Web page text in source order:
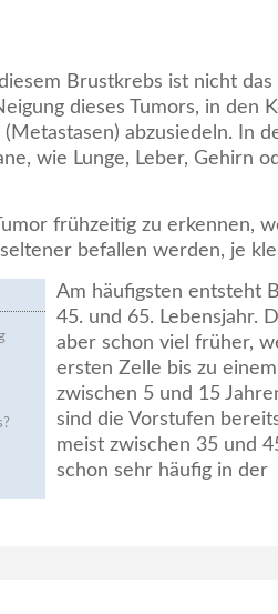
Brustkrebs ist nicht
dieses Tumors, in den
abzusiedeln. In
wie Lunge, Leber, Gehirn
frühzeitig zu erkennen,
befallen werden, je
Am häufigsten entsteht
45. und 65. Lebensjahr.
aber schon viel früher,
ersten Zelle bis zu
zwischen 5 und 15
sind die Vorstufen
meist zwischen 35 und
schon sehr häufig in der